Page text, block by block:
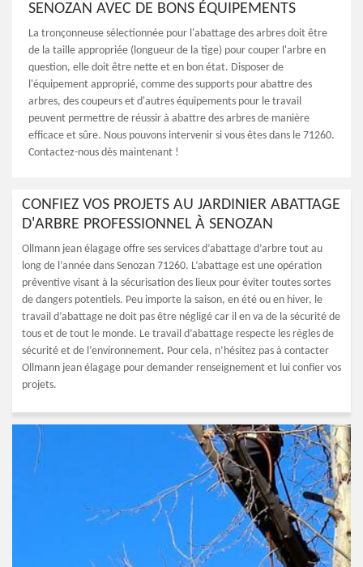
SENOZAN AVEC DE BONS ÉQUIPEMENTS
La tronçonneuse sélectionnée pour l'abattage des arbres doit être
de la taille appropriée (longueur de la tige) pour couper l'arbre en
question, elle doit être nette et en bon état. Disposer de
l'équipement approprié, comme des supports pour abattre des
arbres, des coupeurs et d'autres équipements pour le travail
peuvent permettre de réussir à abattre des arbres de manière
efficace et sûre. Nous pouvons intervenir si vous êtes dans le 71260.
Contactez-nous dès maintenant !
CONFIEZ VOS PROJETS AU JARDINIER ABATTAGE
D'ARBRE PROFESSIONNEL À SENOZAN
Ollmann jean élagage offre ses services d’abattage d’arbre tout au
long de l’année dans Senozan 71260. L’abattage est une opération
préventive visant à la sécurisation des lieux pour éviter toutes sortes
de dangers potentiels. Peu importe la saison, en été ou en hiver, le
travail d’abattage ne doit pas être négligé car il en va de la sécurité de
tous et de tout le monde. Le travail d’abattage respecte les règles de
sécurité et de l’environnement. Pour cela, n’hésitez pas à contacter
Ollmann jean élagage pour demander renseignement et lui confier vos
projets.